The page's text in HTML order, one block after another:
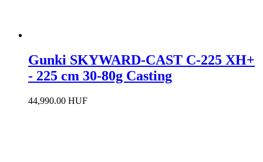
Gunki SKYWARD-CAST C-225 XH+
- 225 cm 30-80g Casting
44,990.00 HUF